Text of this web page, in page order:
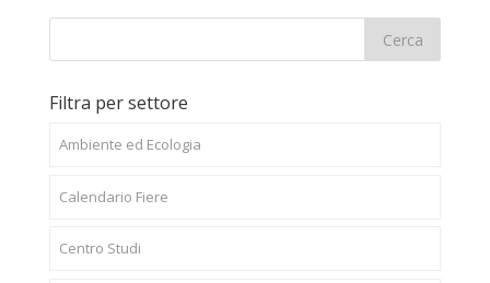
Filtra per settore
Ambiente ed Ecologia
Calendario Fiere
Centro Studi